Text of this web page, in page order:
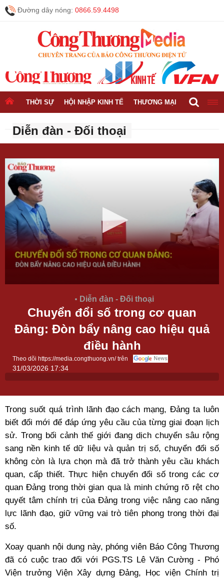
Đường dây nóng: 0866.59.4498
THỜI SỰ HỘI NHẬP KINH TẾ THƯƠNG MẠI CÔNG
Diễn đàn - Đối thoại
Diễn đàn - Đối thoại
Chuyển đổi số trong cơ quan
Đảng: Đòn bẩy nâng cao hiệu quả
điều hành
Theo dõi https://media.congthuong.vn/ trên
31/03/2026 17:34
Trong suốt quá trình lãnh đạo cách mạng, Đảng ta luôn
biết đổi mới để đáp ứng yêu cầu của từng giai đoạn lịch
sử. Trong bối cảnh thế giới đang dịch chuyển sâu rộng
sang nền kinh tế dữ liệu và quản trị số, chuyển đổi số
không còn là lựa chọn mà đã trở thành yêu cầu khách
quan, cấp thiết. Thực hiện chuyển đổi số trong các cơ
quan Đảng trong thời gian qua là minh chứng rõ rệt cho
quyết tâm chính trị của Đảng trong việc nâng cao năng
lực lãnh đạo, giữ vững vai trò tiên phong trong thời đại
số.
Xoay quanh nội dung này, phóng viên Báo Công Thương
đã có cuộc trao đổi với PGS.TS Lê Văn Cường - Phó
Viện trưởng Viện Xây dựng Đảng, Học viện Chính trị